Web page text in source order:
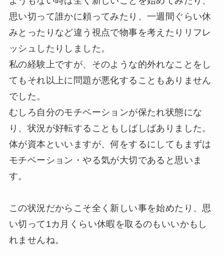
思い切って誰かに頼ってみたり、一週間ぐらい休
みとったりなど違う視点で物事を考えたりリフレ
ッシュしたりしました。
私の経験上ですが、そのような的外れなことをし
てもそれ以上に問題が悪化することもありません
でした。
むしろ自分のモチベーションが保たれ状態にな
り、状況が好転することもしばしばありました。
体が資本といいますが、何をするにしてもまずは
モチベーション・やる気が大切であると思いま
す。
この状況だからこそ全く新しい事を始めたり、思
い切って1カ月くらい休暇を取るのもいいかもし
れませんね。